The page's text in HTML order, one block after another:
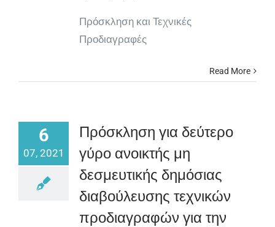
Πρόσκληση και Τεχνικές
Προδιαγραφές
Read More
6
07, 2021
Πρόσκληση για δεύτερο
γύρο ανοικτής μη
δεσμευτικής δημόσιας
διαβούλευσης τεχνικών
προδιαγραφών για την